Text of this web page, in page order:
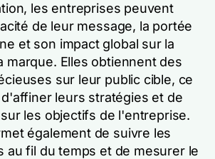
les entreprises peuvent
de leur message, la portée
et son impact global sur la
marque. Elles obtiennent des
sur leur public cible, ce
leurs stratégies et de
les objectifs de l'entreprise.
également de suivre les
au fil du temps et de mesurer le